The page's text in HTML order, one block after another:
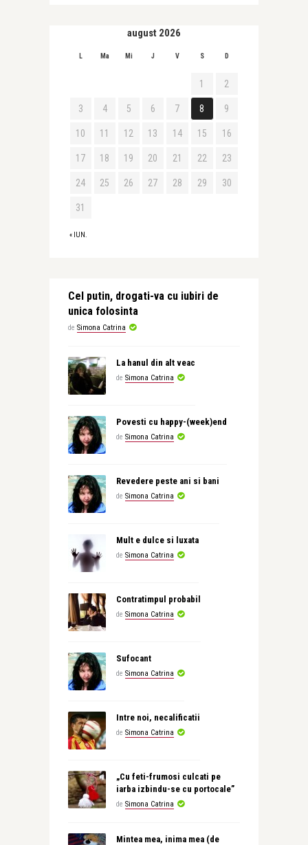
august 2026
L Ma Mi J V S D
« IUN.
1 2
3 4 5 6 7 8 9
10 11 12 13 14 15 16
17 18 19 20 21 22 23
24 25 26 27 28 29 30
31
Cel putin, drogati-va cu iubiri de
unica folosinta
de Simona Catrina
La hanul din alt veac
de Simona Catrina
Povesti cu happy-(week)end
de Simona Catrina
Revedere peste ani si bani
de Simona Catrina
Mult e dulce si luxata
de Simona Catrina
Contratimpul probabil
de Simona Catrina
Sufocant
de Simona Catrina
Intre noi, necalificatii
de Simona Catrina
„Cu feti-frumosi culcati pe
iarba izbindu-se cu portocale”
de Simona Catrina
Mintea mea, inima mea (de